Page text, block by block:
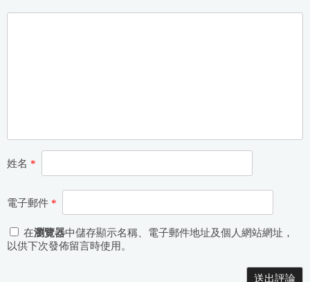
姓名 *
電子郵件 *
在瀏覽器中儲存顯示名稱、電子郵件地址及個人網站網址，
以供下次發佈留言時使用。